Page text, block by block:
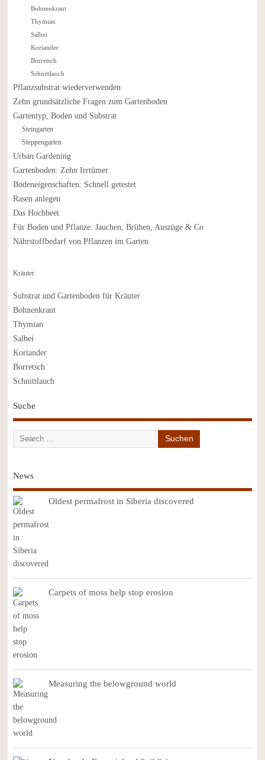
Bohnenkraut
Thymian
Salbei
Koriander
Borretsch
Schnittlauch
Pflanzsubstrat wiederverwenden
Zehn grundsätzliche Fragen zum Gartenboden
Gartentyp, Boden und Substrat
Steingarten
Steppengarten
Urban Gardening
Gartenboden: Zehn Irrtümer
Bodeneigenschaften: Schnell getestet
Rasen anlegen
Das Hochbeet
Für Boden und Pflanze: Jauchen, Brühen, Auszüge & Co
Nährstoffbedarf von Pflanzen im Garten
Kräuter
Substrat und Gartenboden für Kräuter
Bohnenkraut
Thymian
Salbei
Koriander
Borretsch
Schnittlauch
Suche
News
Oldest permafrost in Siberia discovered
Carpets of moss help stop erosion
Measuring the belowground world